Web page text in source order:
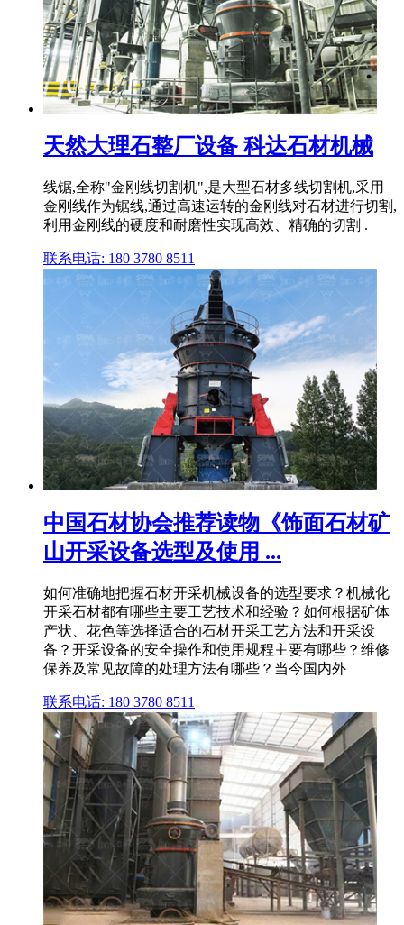
天然大理石整厂设备 科达石材机械
线锯,全称"金刚线切割机",是大型石材多线切割机,采用
金刚线作为锯线,通过高速运转的金刚线对石材进行切割,
利用金刚线的硬度和耐磨性实现高效、精确的切割 .
联系电话: 180 3780 8511
中国石材协会推荐读物《饰面石材矿
山开采设备选型及使用 ...
如何准确地把握石材开采机械设备的选型要求？机械化
开采石材都有哪些主要工艺技术和经验？如何根据矿体
产状、花色等选择适合的石材开采工艺方法和开采设
备？开采设备的安全操作和使用规程主要有哪些？维修
保养及常见故障的处理方法有哪些？当今国内外
联系电话: 180 3780 8511